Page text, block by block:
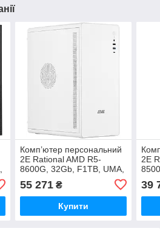
Комп’ютер персональний
2E Rational AMD R5-
8600G, 32Gb, F1TB, UMA,
Win11PE
55 271₴
Купити
2E
39